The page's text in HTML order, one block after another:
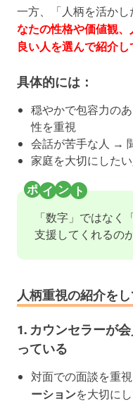
一方、「人柄を活かし
なたの性格や価値観
良い人を選んで紹介
具体的には：
穏やかで包容力の
性を重視
会話が苦手な人 →
家庭を大切にした
「数字」ではなく
支援してくれるの
人柄重視の紹介を
1. カウンセラーが
っている
対面での面談を重視
ーションを大切にし